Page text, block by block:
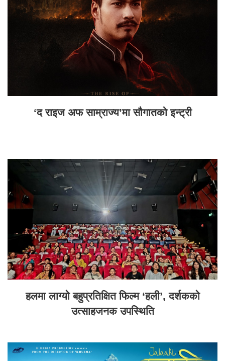
‘द राइज अफ साम्राज्य’मा सौगातको इन्ट्री
हलमा लाग्यो बहुप्रतिक्षित फिल्म ‘हली’, दर्शकको
उत्साहजनक उपस्थिति